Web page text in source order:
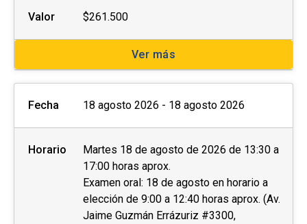
importante sobre el proceso de admisión y
matrícula.
Valor $261.500
Ver más
Fecha 18 agosto 2026 - 18 agosto 2026
Horario
Martes 18 de agosto de 2026 de 13:30 a
17:00 horas aprox.
Examen oral: 18 de agosto en horario a
elección de 9:00 a 12:40 horas aprox. (Av.
Jaime Guzmán Errázuriz #3300,